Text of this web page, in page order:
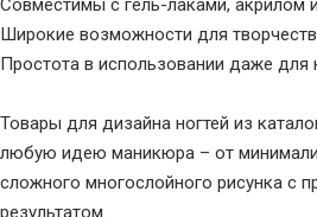
Совместимы с гель-лаками, акрилом
Широкие возможности для
Простота в использовании даже для
Товары для дизайна ногтей из
любую идею маникюра – от
сложного многослойного рисунка с
результатом.